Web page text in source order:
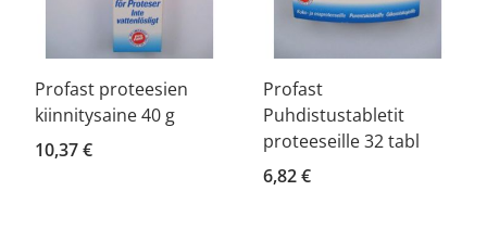
Profast proteesien
kiinnitysaine 40 g
10,37 €
Profast
Puhdistustabletit
proteeseille 32 tabl
6,82 €